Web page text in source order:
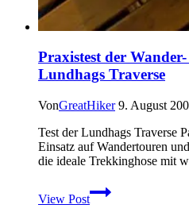
Praxistest der
Lundhags Traverse
VonGreatHiker 9. August
Test der Lundhags Traverse
Einsatz auf Wandertouren
die ideale Trekkinghose mit
View Post
Praxistest
der